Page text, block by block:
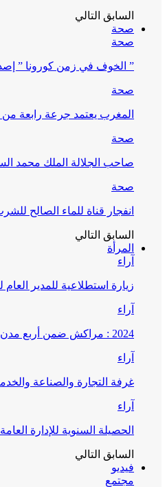
السابق التالي
صحة
صحة
” الخوف في زمن كورونا ”
صحة
المغرب يعتمد جرعة رابعة من اللقاح
صحة
صاحب الجلالة الملك محمد
صحة
انفجار قناة للماء الصالح
السابق التالي
المرأة
آراء
زيارة استطلاعية للمدير
آراء
2024 : مراكش ضمن أربع مدن بالممكلة سجلت مامجموعه 656 قضية تتعلق بغسيل الأموال
آراء
غرفة التجارة والصناعة
آراء
الحصيلة السنوية للإدارة العامة
السابق التالي
فيديو
مجتمع